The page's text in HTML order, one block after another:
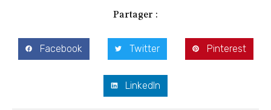
Partager :
Facebook Twitter Pinterest
LinkedIn